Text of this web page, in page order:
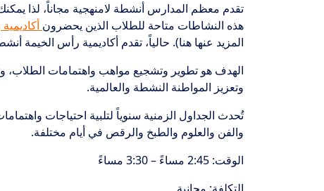
تقدم معظم المدارس أنشطة لامنهجية مجاناً، لذا
هذه النشاطات متاحة للطلاب الذين يحضرون
المزيد عنها هنا). حالياً، تقدم أكاديمية رأس
الهدف هو تطوير وتشجيع مواهب واهتمامات
وتعزيز المواطنة النشطة والعالمية.
تُحدث الجداول الزمنية سنوياً لتلبية احتياجات
والفن والعلوم والطبخ والرقص في أيام مختلفة.
الوقت: 2:45 مساءً – 3:30 مساءً